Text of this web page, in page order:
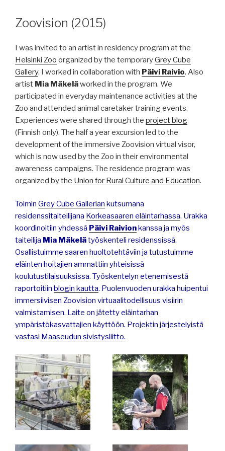
Zoovision (2015)
I was invited to an artist in residency program at the
Helsinki Zoo organized by the temporaryGrey Cube
Gallery. I worked in collaboration with Päivi Raivio. Also
artist Mia Mäkeläworked in the program. We
participated in everyday maintenance activities at the
Zoo and attended animal caretaker training events.
Experiences were shared through the project blog
(Finnish only). The half a year excursion led to the
development of the immersive Zoovision virtual visor,
which is now used by the Zoo in their environmental
awareness campaigns. The residence program was
organized by the Union for Rural Culture and Education.
Toimin Grey Cube Gallerian kutsumana
residenssitaiteilijana Korkeasaaren eläintarhassa. Urakka
koordinoitiin yhdessä Päivi Raivionkanssa ja myös
taiteilija Mia Mäkelätyöskenteli residenssissä.
Osallistuimme saaren huoltotehtäviin ja tutustuimme
eläinten hoitajien ammattiin yhteisissä
koulutustilaisuuksissa. Työskentelyn etenemisestä
raportoitiin blogin kautta. Puolenvuoden urakka huipentui
immersiivisen Zoovision virtuaalitodellisuus visiirin
valmistamisen. Laite on jätetty eläintarhan
ympäristökasvattajien käyttöön. Projektin järjestelyistä
vastasi Maaseudun sivistysliitto.